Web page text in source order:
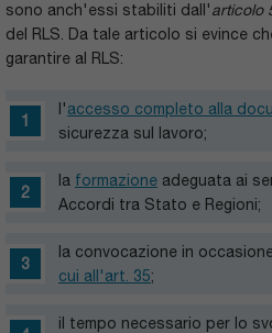
sono anch'essi stabiliti dall'articolo
del RLS. Da tale articolo si evince
garantire al RLS:
l'accesso completo alla
sicurezza sul lavoro;
la formazione adeguata ai
Accordi tra Stato e Regioni;
la convocazione in
cui all'art. 35;
il tempo necessario per lo